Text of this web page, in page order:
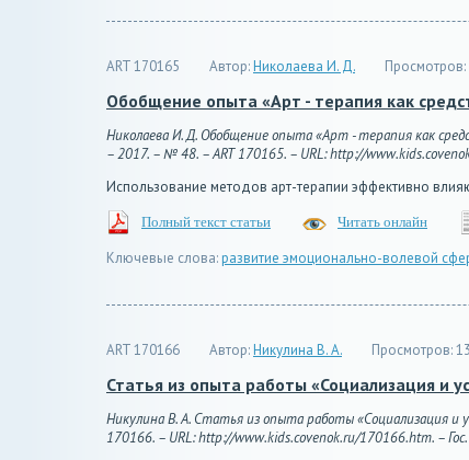
ART 170165 Автор:Николаева И. Д. Просмотров:
Обобщение опыта «Арт - терапия как
Николаева И. Д. Обобщение опыта «Арт - терапия как
– 2017. – № 48. – ART 170165. – URL: http://
Использование методов арт-терапии эффективно
Полный текст статьи Читать онлайн
Ключевые слова:развитие эмоционально-волевой
ART 170166 Автор:Никулина В. А. Просмотров:
Статья из опыта работы «Социализация и
Никулина В. А. Статья из опыта работы «Социализация и
170166. – URL: http://www.kids.covenok.ru/170166.htm. –